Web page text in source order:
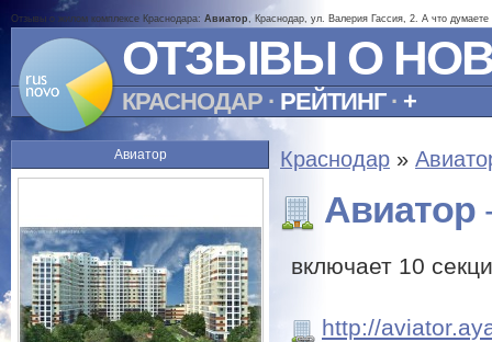
Отзывы о жилом комплексе Краснодара: Авиатор, Краснодар, ул. Валерия Гассия, 2. А что
ОТЗЫВЫ О
КРАСНОДАР · РЕЙТИНГ· +
Авиатор Краснодар »
Авиатор
включает 10
http://